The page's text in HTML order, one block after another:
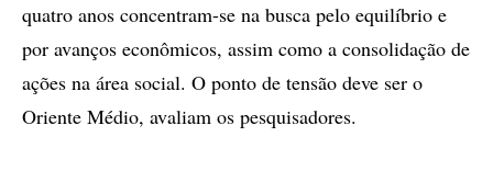
quatro anos concentram-se na busca pelo equilíbrio e
por avanços econômicos, assim como a consolidação de
ações na área social. O ponto de tensão deve ser o
Oriente Médio, avaliam os pesquisadores.